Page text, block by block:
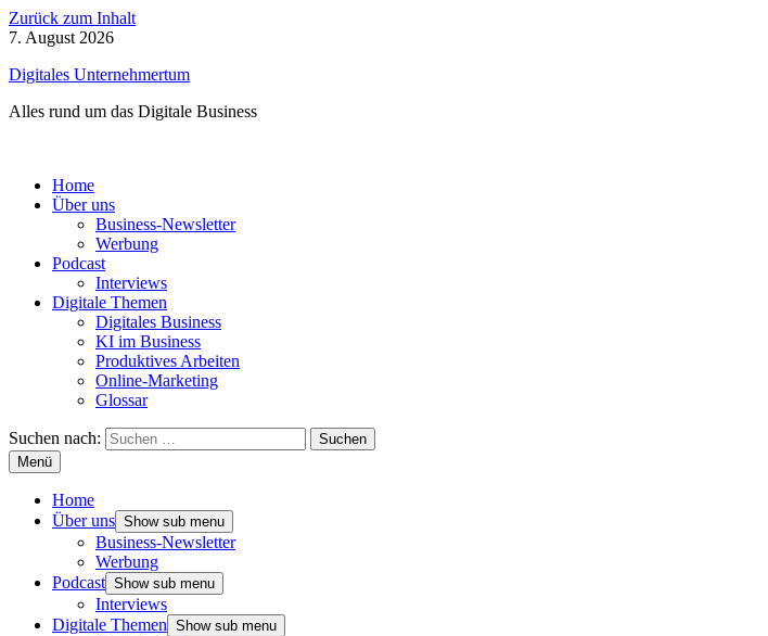
Zurück zum Inhalt
7. August 2026
Digitales Unternehmertum
Alles rund um das Digitale Business
Home
Über uns
Business-Newsletter
Werbung
Podcast
Interviews
Digitale Themen
Digitales Business
KI im Business
Produktives Arbeiten
Online-Marketing
Glossar
Suchen nach:
Menü
Home
Über uns Show sub menu
Business-Newsletter
Werbung
Podcast Show sub menu
Interviews
Digitale Themen Show sub menu